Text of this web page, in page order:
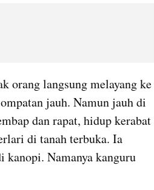
orang langsung melayang ke
jauh. Namun jauh di
dan rapat, hidup kerabat
di tanah terbuka. Ia
kanopi. Namanya kanguru